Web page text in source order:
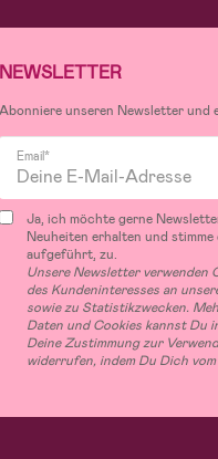
NEWSLETTER
Abonniere unseren Newsletter und
Email*
Ja, ich möchte gerne
Neuheiten erhalten und
aufgeführt, zu.
Unsere Newsletter verwenden
des Kundeninteresses an
sowie zu Statistikzwecken.
Daten und Cookies kannst Du
Deine Zustimmung zur
widerrufen, indem Du Dich